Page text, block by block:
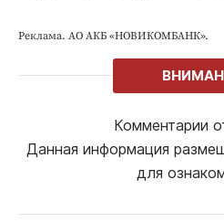
Реклама. АО АКБ «НОВИКОМБАНК».
Комментарии
Данная информация
для